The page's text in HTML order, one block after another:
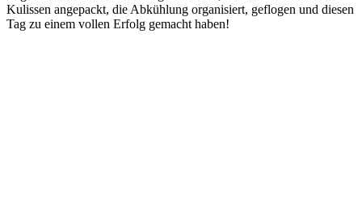
Kulissen angepackt, die Abkühlung organisiert, geflogen und diesen
Tag zu einem vollen Erfolg gemacht haben!